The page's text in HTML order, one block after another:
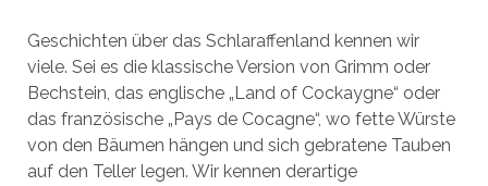
Geschichten über das Schlaraffenland kennen wir
viele. Sei es die klassische Version von Grimm oder
Bechstein, das englische „Land of Cockaygne“ oder
das französische „Pays de Cocagne“, wo fette Würste
von den Bäumen hängen und sich gebratene Tauben
auf den Teller legen. Wir kennen derartige